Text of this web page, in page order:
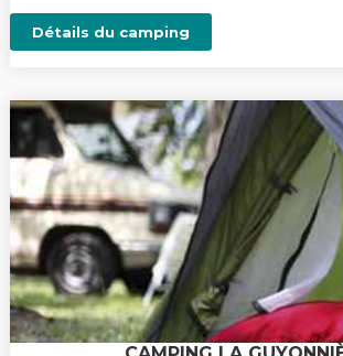
Détails du camping